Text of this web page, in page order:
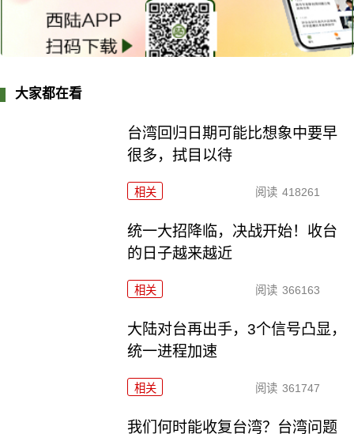
大家都在看
台湾回归日期可能比想象中要早
很多，拭目以待
相关 阅读 418261
统一大招降临，决战开始！收台
的日子越来越近
相关 阅读 366163
大陆对台再出手，3个信号凸显，
统一进程加速
相关 阅读 361747
我们何时能收复台湾？台湾问题